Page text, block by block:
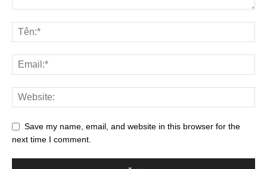
Save my name, email, and website in this browser for the
next time I comment.